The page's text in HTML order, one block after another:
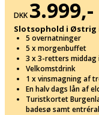
DKK 3.999,-
Slotsophold i Østrig
5 overnatninger
5 x morgenbuffet
3 x 3-retters middag
Velkomstdrink
1 x vinsmagning af
En halv dags lån af
Turistkortet
badesø samt